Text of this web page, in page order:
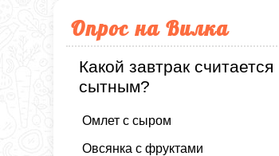
Опрос на Вилка
Какой завтрак считается
сытным?
Омлет с сыром
Овсянка с фруктами